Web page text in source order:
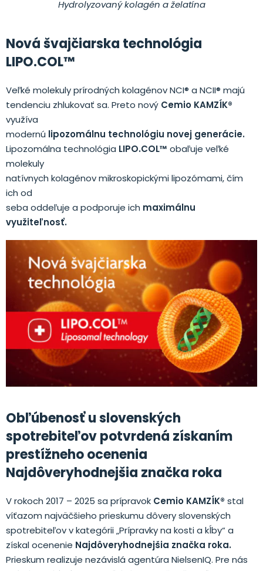
Hydrolyzovaný kolagén a želatína
Nová švajčiarska technológia
LIPO.COL™
Veľké molekuly prírodných kolagénov NCI® a NCII® majú
tendenciu zhlukovať sa. Preto nový Cemio KAMZÍK®
využíva
modernú lipozomálnu technológiu novej generácie.
Lipozomálna technológia LIPO.COL™ obaľuje veľké
molekuly
natívnych kolagénov mikroskopickými lipozómami, čím
ich od
seba oddeľuje a podporuje ich maximálnu
využiteľnosť.
Obľúbenosť u slovenských
spotrebiteľov potvrdená získaním
prestížneho ocenenia
Najdôveryhodnejšia značka roka
V rokoch 2017 – 2025 sa prípravok Cemio KAMZÍK® stal
víťazom najväčšieho prieskumu dôvery slovenských
spotrebiteľov v kategórii „Prípravky na kosti a kĺby“ a
získal ocenenie Najdôveryhodnejšia značka roka.
Prieskum realizuje nezávislá agentúra NielsenIQ. Pre nás